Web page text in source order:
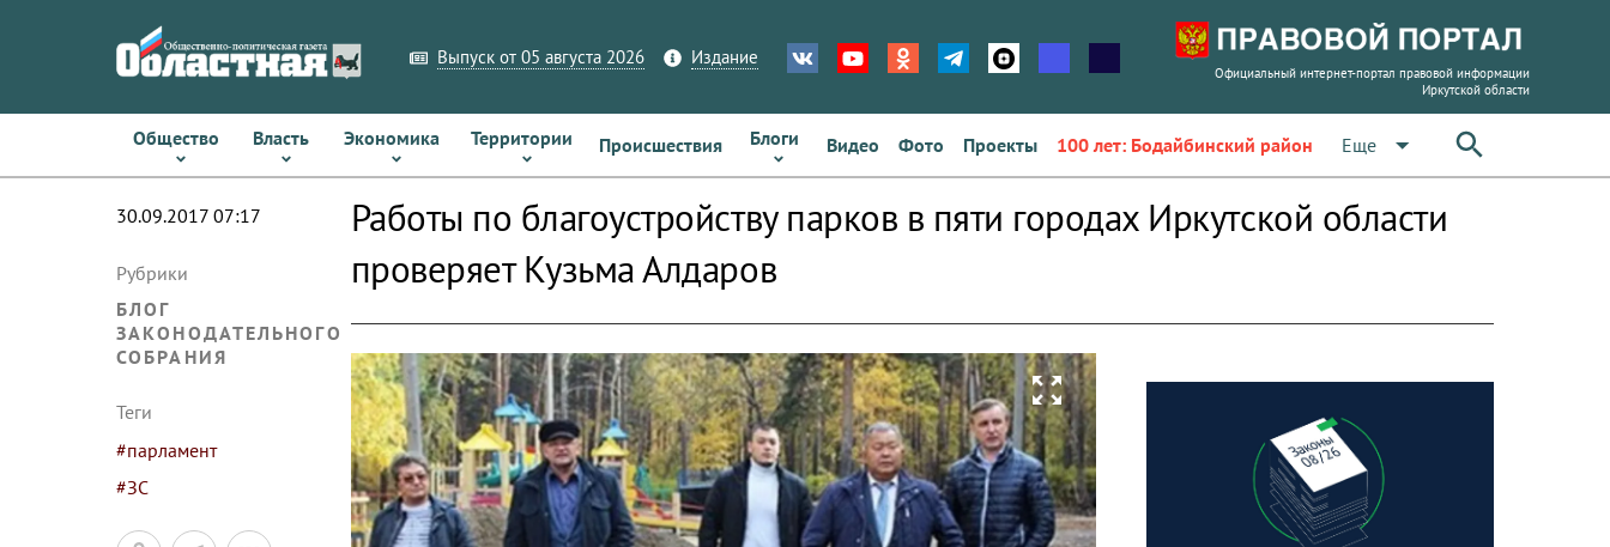
Выпуск от 05 августа 2026 Издание
Официальный интернет-портал правовой информации
Иркутской области
Общество Власть Экономика Территории Происшествия Блоги Видео Фото Проекты 100 лет: Бодайбинский район Еще arrow_drop_down
30.09.2017 07:17
Рубрики
БЛОГ
ЗАКОНОДАТЕЛЬНОГО
СОБРАНИЯ
Теги
#парламент
#ЗС
Работы по благоустройству парков в пяти городах Иркутской области
проверяет Кузьма Алдаров
zoom_out_map